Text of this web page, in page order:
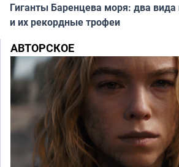
Гиганты Баренцева моря: два вида
и их рекордные трофеи
АВТОРСКОЕ